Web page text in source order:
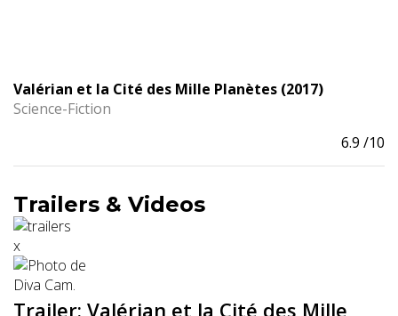
Valérian et la Cité des Mille Planètes (2017)
Science-Fiction
6.9 /10
Trailers & Videos
x
Trailer: Valérian et la Cité des Mille